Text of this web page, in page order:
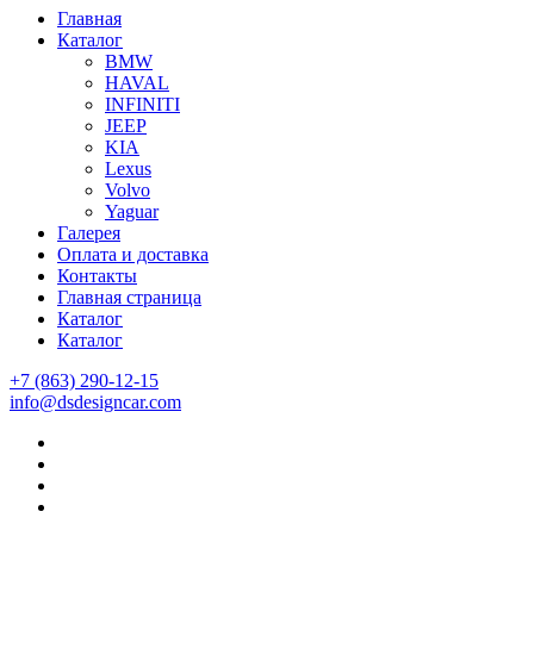
Главная
Каталог
BMW
HAVAL
INFINITI
JEEP
KIA
Lexus
Volvo
Yaguar
Галерея
Оплата и доставка
Контакты
Главная страница
Каталог
Каталог
+7 (863) 290-12-15
info@dsdesigncar.com